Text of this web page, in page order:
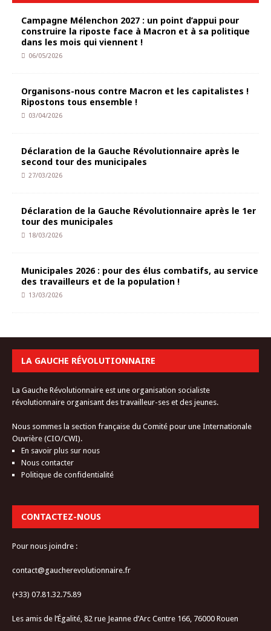
Campagne Mélenchon 2027 : un point d’appui pour
construire la riposte face à Macron et à sa politique
dans les mois qui viennent !
06/05/2026
Organisons-nous contre Macron et les capitalistes !
Ripostons tous ensemble !
03/04/2026
Déclaration de la Gauche Révolutionnaire après le
second tour des municipales
27/03/2026
Déclaration de la Gauche Révolutionnaire après le 1er
tour des municipales
18/03/2026
Municipales 2026 : pour des élus combatifs, au service
des travailleurs et de la population !
13/03/2026
LA GAUCHE RÉVOLUTIONNAIRE
La Gauche Révolutionnaire est une organisation socialiste
révolutionnaire organisant des travailleur-ses et des jeunes.
Nous sommes la section française du Comité pour une Internationale
Ouvrière (CIO/CWI).
En savoir plus sur nous
Nous contacter
Politique de confidentialité
CONTACTEZ-NOUS
Pour nous joindre :
contact@gaucherevolutionnaire.fr
(+33) 07.81.32.75.89
Les amis de l’Égalité, 82 rue Jeanne d’Arc Centre 166, 76000 Rouen